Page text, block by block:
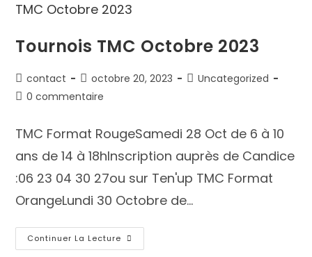
Tournois TMC Octobre 2023
contact octobre 20, 2023
Uncategorized
0 commentaire
TMC Format RougeSamedi 28 Oct de 6 à 10
ans de 14 à 18hInscription auprès de Candice
:06 23 04 30 27ou sur Ten'up TMC Format
OrangeLundi 30 Octobre de…
Continuer La Lecture